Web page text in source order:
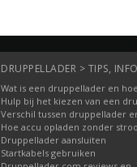
DRUPPELLADER > TIPS,
Wat is een druppellader en
Hulp bij het kiezen van een
Verschil tussen druppellader
Hoe accu opladen zonder
Druppellader aansluiten
Startkabels gebruiken